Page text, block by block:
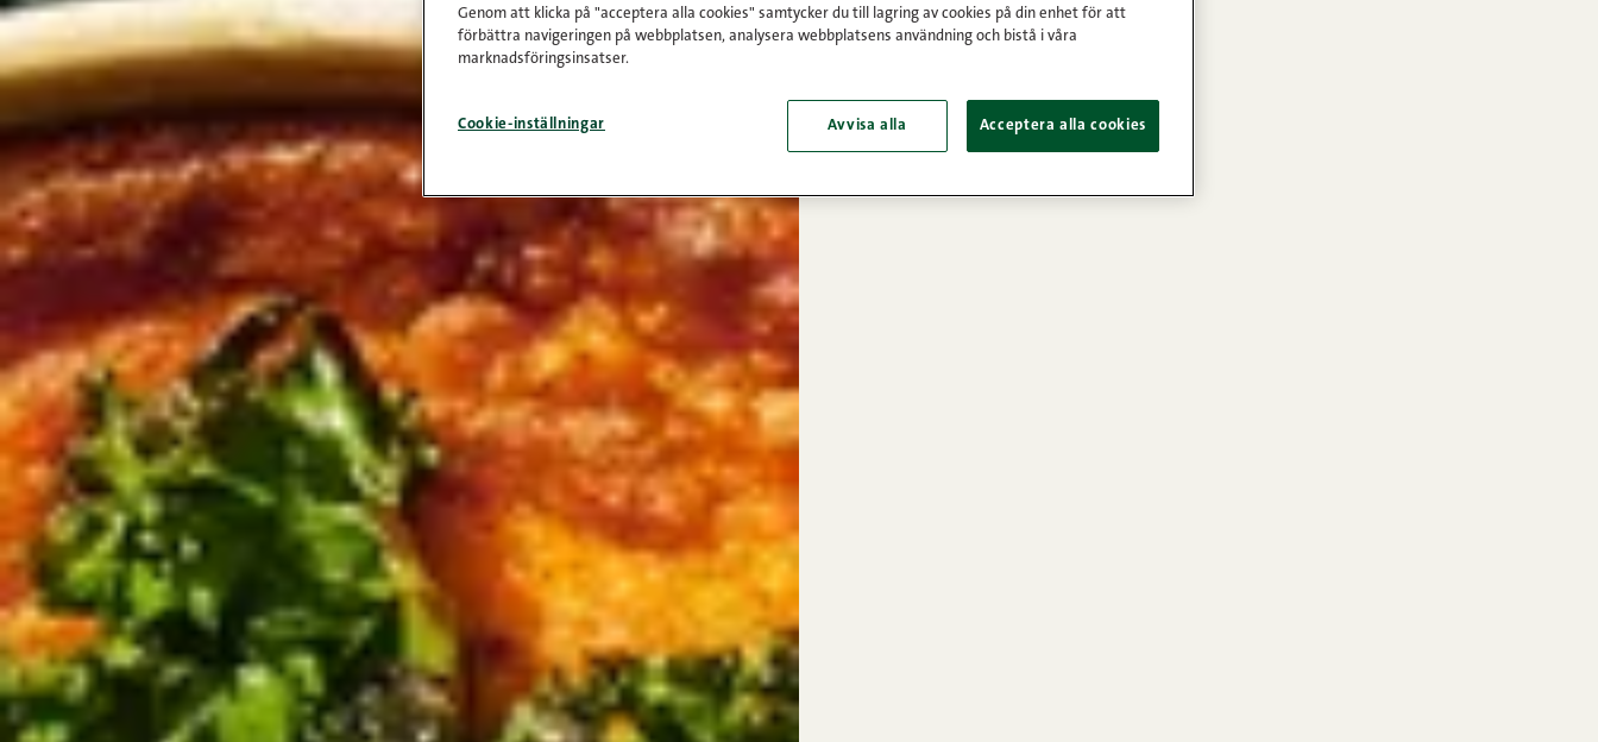
Genom att klicka på "acceptera alla cookies" samtycker du till lagring av cookies på din enhet för att
förbättra navigeringen på webbplatsen, analysera webbplatsens användning och bistå i våra
marknadsföringsinsatser.
Cookie-inställningar Avvisa alla Acceptera alla cookies